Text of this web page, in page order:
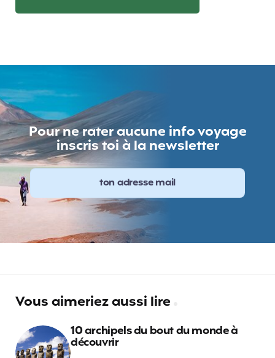
Pour ne rater aucune info voyage
inscris toi à la newsletter
Vous aimeriez aussi lire
10 archipels du bout du monde à
découvrir